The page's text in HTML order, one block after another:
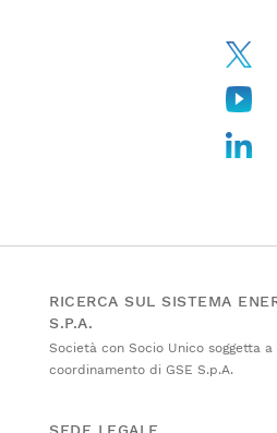
RICERCA SUL SISTEMA
S.P.A.
Società con Socio Unico soggetta
coordinamento di GSE S.p.A.
SEDE LEGALE